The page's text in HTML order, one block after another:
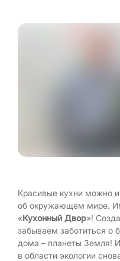
Красивые кухни можно
об окружающем мире.
«Кухонный Двор»!
забываем заботиться о
дома – планеты Земля!
в области экологии